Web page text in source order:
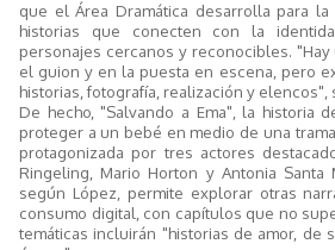
que el Área Dramática desarrolla para
historias que conecten con la
personajes cercanos y reconocibles.
el guion y en la puesta en escena, pero
historias, fotografía, realización y elencos",
De hecho, "Salvando a Ema", la historia
proteger a un bebé en medio de una
protagonizada por tres actores
Ringeling, Mario Horton y Antonia Santa
según López, permite explorar otras
consumo digital, con capítulos que no
temáticas incluirán "historias de amor, de